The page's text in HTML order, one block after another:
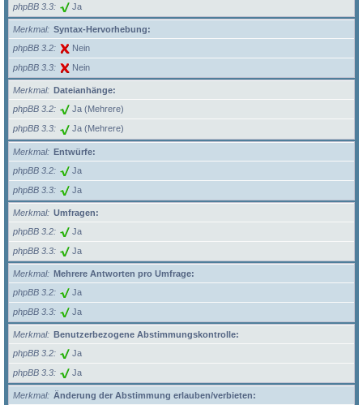
phpBB 3.3 Ja
Merkmal
Syntax-Hervorhebung:
phpBB 3.2
Nein
phpBB 3.3 Nein
Merkmal
Dateianhänge:
phpBB 3.2
Ja (Mehrere)
phpBB 3.3 Ja (Mehrere)
Merkmal
Entwürfe:
phpBB 3.2
Ja
phpBB 3.3 Ja
Merkmal
Umfragen:
phpBB 3.2
Ja
phpBB 3.3 Ja
Merkmal
Mehrere Antworten pro Umfrage:
phpBB 3.2
Ja
phpBB 3.3 Ja
Merkmal
Benutzerbezogene Abstimmungskontrolle:
phpBB 3.2
Ja
phpBB 3.3 Ja
Merkmal
Änderung der Abstimmung erlauben/verbieten: